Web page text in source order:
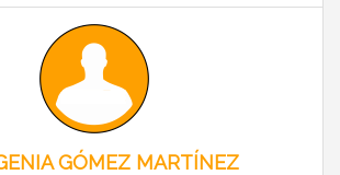
GÓMEZ MARTÍNEZ